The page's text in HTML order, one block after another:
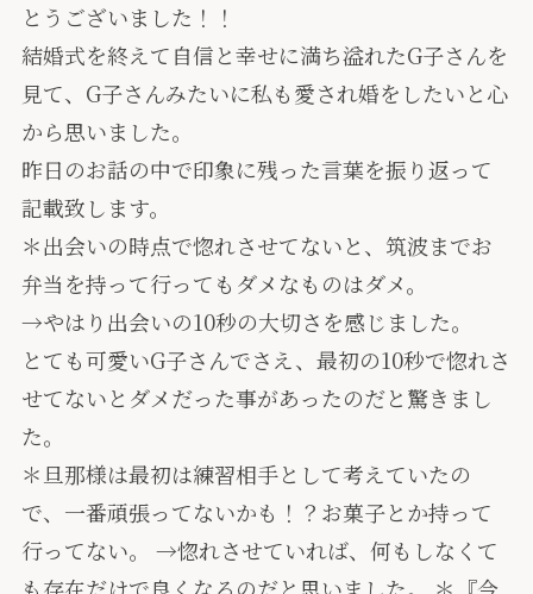
とうございました！！
結婚式を終えて自信と幸せに満ち溢れたG子さんを
見て、G子さんみたいに私も愛され婚をしたいと心
から思いました。
昨日のお話の中で印象に残った言葉を振り返って
記載致します。
＊出会いの時点で惚れさせてないと、筑波までお
弁当を持って行ってもダメなものはダメ。
→やはり出会いの10秒の大切さを感じました。
とても可愛いG子さんでさえ、最初の10秒で惚れさ
せてないとダメだった事があったのだと驚きまし
た。
＊旦那様は最初は練習相手として考えていたの
で、一番頑張ってないかも！？お菓子とか持って
行ってない。 →惚れさせていれば、何もしなくて